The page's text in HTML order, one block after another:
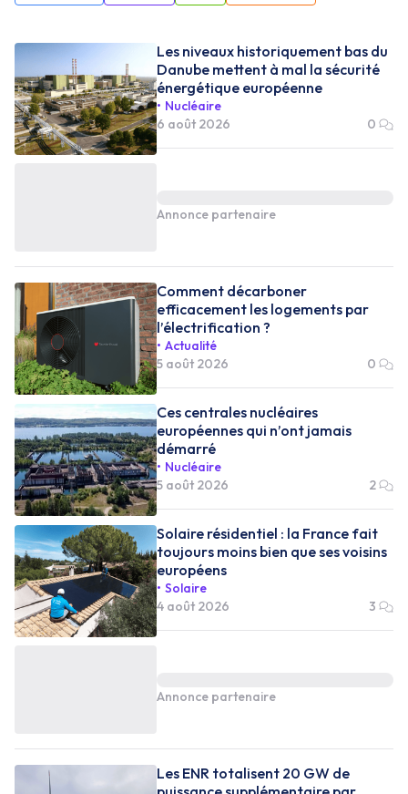
Les niveaux historiquement bas du
Danube mettent à mal la sécurité
énergétique européenne
Nucléaire
6 août 2026
0
Annonce partenaire
Comment décarboner
efficacement les logements par
l’électrification ?
Actualité
5 août 2026
0
Ces centrales nucléaires
européennes qui n’ont jamais
démarré
Nucléaire
5 août 2026
2
Solaire résidentiel : la France fait
toujours moins bien que ses voisins
européens
Solaire
4 août 2026
3
Annonce partenaire
Les ENR totalisent 20 GW de